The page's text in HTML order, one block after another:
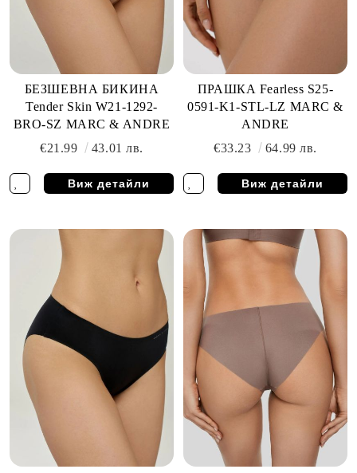
БЕЗШЕВНА БИКИНА
Tender Skin W21-1292-
BRO-SZ MARC & ANDRE
€21.99
43.01 лв.
Виж детайли
ПРАШКА Fearless S25-
0591-K1-STL-LZ MARC &
ANDRE
€33.23
64.99 лв.
Виж детайли